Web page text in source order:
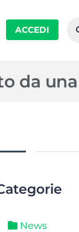
ACCEDI
da
News